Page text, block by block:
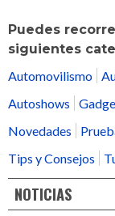
Puedes
siguientes
Automovilismo
Autoshows
Novedades
Tips y Consejos
NOTICIAS